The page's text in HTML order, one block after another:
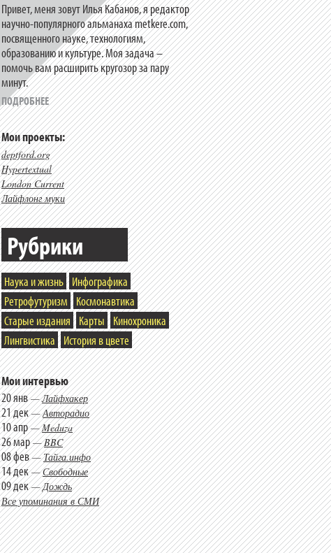
Привет, меня зовут Илья Кабанов, я редактор
научно-популярного альманаха metkere.com,
посвященного науке, технологиям,
образованию и культуре. Моя задача –
помочь вам расширить кругозор за пару
минут.
ПОДРОБНЕЕ
Мои проекты:
deptford.org
Hypertextual
London Current
Лайфлонг муки
Рубрики
Наука и жизнь Инфографика
Ретрофутуризм
Космонавтика
Старые издания
Карты
Кинохроника
Лингвистика
История в цвете
Мои интервью
20 янв—Лайфхакер
21 дек—Авторадио
10 апр—Meduza
26 мар—BBC
08 фев—Тайга.инфо
14 дек—Свободные
09 дек—Дождь
Все упоминания в СМИ